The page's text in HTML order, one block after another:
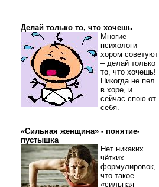
Делай только то, что хочешь
Многие
психологи
хором советуют
– делай только
то, что хочешь!
Никогда не пел
в хоре, и
сейчас спою от
себя.
«Сильная женщина» - понятие-
пустышка
Нет никаких
чётких
формулировок,
что такое
«сильная